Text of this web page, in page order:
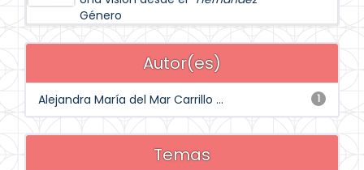
Género
Autor(es)
1
Alejandra María del Mar Carrillo ...
Temas